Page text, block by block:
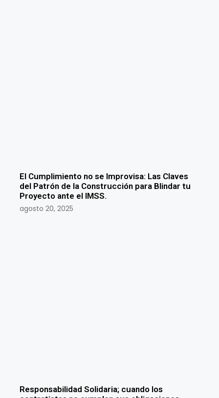
El Cumplimiento no se Improvisa: Las Claves
del Patrón de la Construcción para Blindar tu
Proyecto ante el IMSS.
agosto 20, 2025
Responsabilidad Solidaria; cuando los